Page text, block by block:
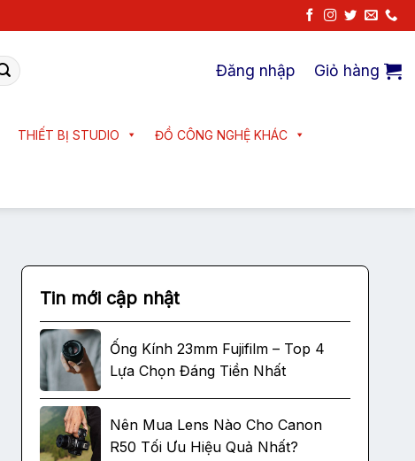
Đăng nhập Giỏ hàng
THIẾT BỊ STUDIO ĐỒ CÔNG NGHỆ KHÁC
Tin mới cập nhật
Ống Kính 23mm Fujifilm – Top 4
Lựa Chọn Đáng Tiền Nhất
Nên Mua Lens Nào Cho Canon
R50 Tối Ưu Hiệu Quả Nhất?